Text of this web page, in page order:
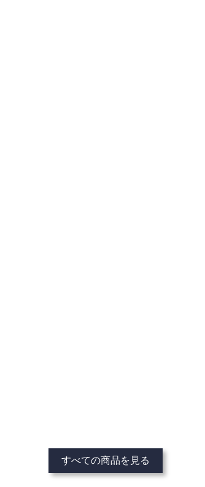
すべての商品を見る